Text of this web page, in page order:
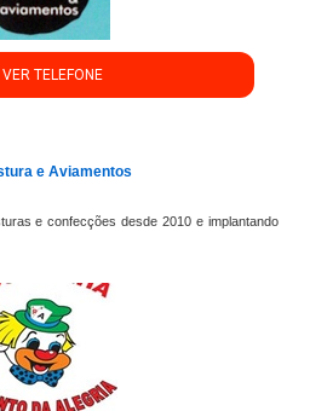
TELEFONE
e Aviamentos
e confecções desde 2010 e implantando